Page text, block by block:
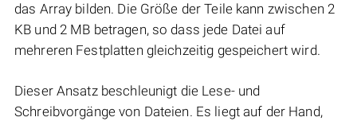
das Array bilden. Die Größe der Teile kann zwischen 2
KB und 2 MB betragen, so dass jede Datei auf
mehreren Festplatten gleichzeitig gespeichert wird.
Dieser Ansatz beschleunigt die Lese- und
Schreibvorgänge von Dateien. Es liegt auf der Hand,